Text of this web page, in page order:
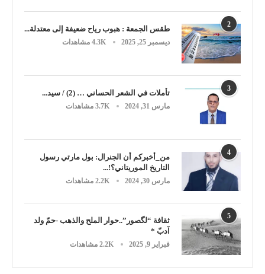
2 طقس الجمعة : هبوب رياح ضعيفة إلى معتدلة...
ديسمبر 25, 2025 4.3K مشاهدات
3 تأملات في الشعر الحساني … (2) / سيد...
مارس 31, 2024 3.7K مشاهدات
4
من_أخبركم أن الجنرال: بول مارتي رسول
التاريخ الموريتاني؟!...
مارس 30, 2024 2.2K مشاهدات
5
ثقافة “لگصور”..حوار الملح والذهب -حمّ ولد
آدبّ *
فبراير 9, 2025 2.2K مشاهدات